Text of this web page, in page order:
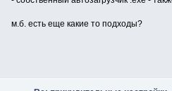
м.б. есть еще какие то подходы?